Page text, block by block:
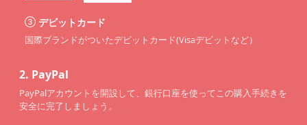
デビットカード
国際ブランドがついたデビットカード(Visaデビットなど）
2. PayPal
PayPalアカウントを開設して、銀行口座を使ってこの購入手続きを
安全に完了しましょう。